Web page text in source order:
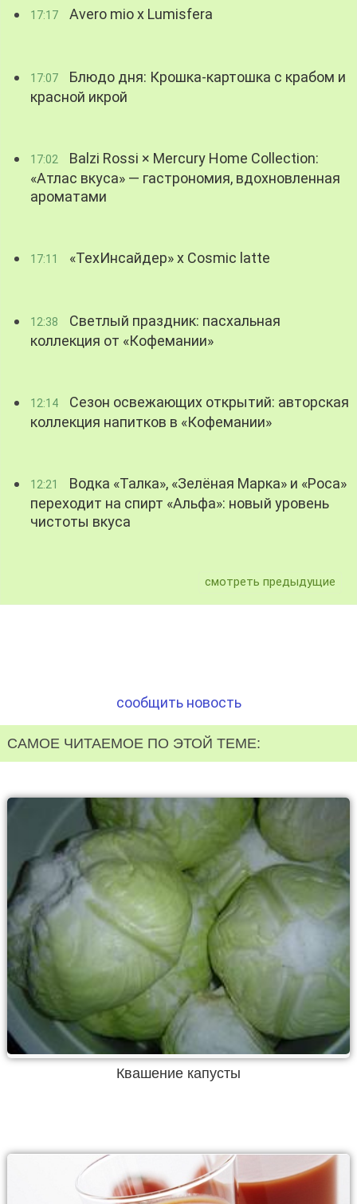
17:17 Avero mio x Lumisfera
17:07
Блюдо дня: Крошка-картошка с крабом и
красной икрой
17:02
Balzi Rossi × Mercury Home Collection:
«Атлас вкуса» — гастрономия, вдохновленная
ароматами
17:11 «ТехИнсайдер» х Cosmic latte
12:38
Светлый праздник: пасхальная
коллекция от «Кофемании»
12:14
Сезон освежающих открытий: авторская
коллекция напитков в «Кофемании»
12:21
Водка «Талка», «Зелёная Марка» и «Роса»
переходит на спирт «Альфа»: новый уровень
чистоты вкуса
смотреть предыдущие
сообщить новость
САМОЕ ЧИТАЕМОЕ ПО ЭТОЙ ТЕМЕ:
Квашение капусты